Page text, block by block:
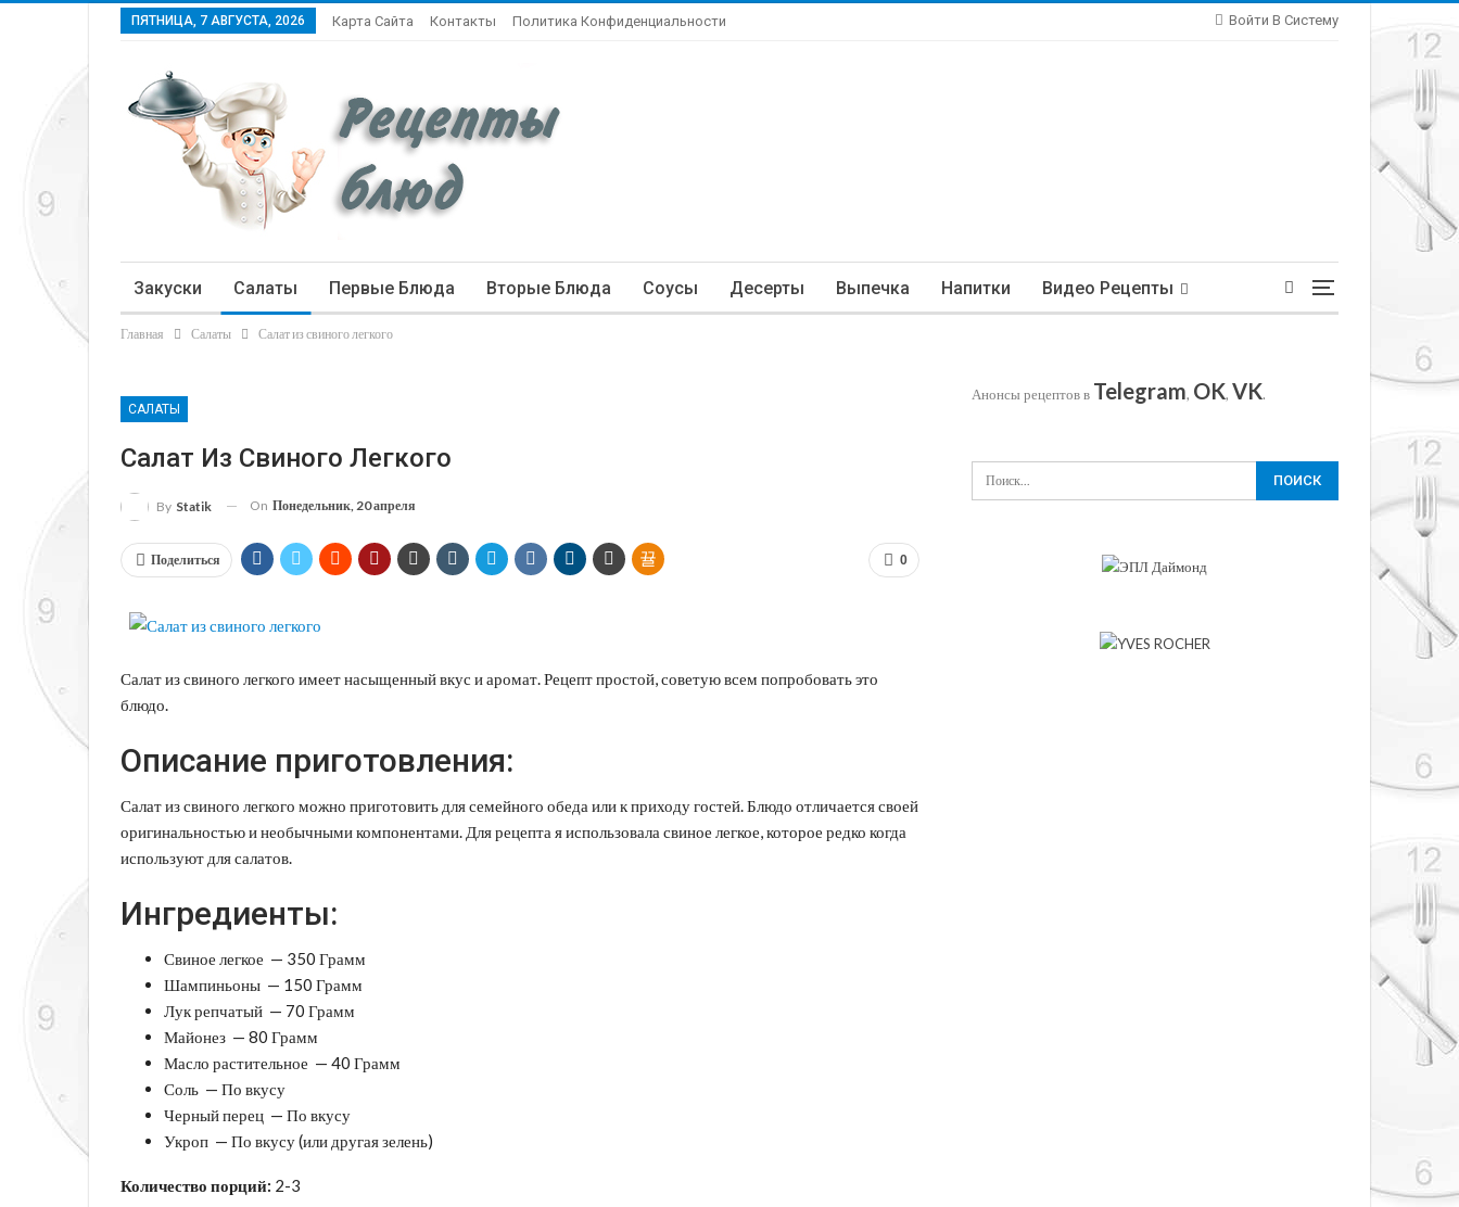
Войти В Систему
ПЯТНИЦА, 7 АВГУСТА, 2026 Карта Сайта Контакты Политика Конфиденциальности
Закуски Салаты Первые Блюда Вторые Блюда Соусы Десерты Выпечка Напитки Видео Рецепты
Статьи
Главная Салаты Салат из свиного легкого
САЛАТЫ
Салат Из Свиного Легкого
By Statik On Понедельник, 20 апреля
0
Поделиться
Салат из свиного легкого имеет насыщенный вкус и аромат. Рецепт простой, советую всем попробовать это
блюдо.
Описание приготовления:
Салат из свиного легкого можно приготовить для семейного обеда или к приходу гостей. Блюдо отличается своей
оригинальностью и необычными компонентами. Для рецепта я использовала свиное легкое, которое редко когда
используют для салатов.
Ингредиенты:
Свиное легкое — 350 Грамм
Шампиньоны — 150 Грамм
Лук репчатый — 70 Грамм
Майонез — 80 Грамм
Масло растительное — 40 Грамм
Соль — По вкусу
Черный перец — По вкусу
Укроп — По вкусу (или другая зелень)
Количество порций: 2-3
Анонсы рецептов в Telegram, OK, VK.